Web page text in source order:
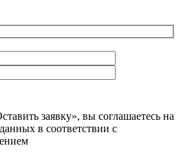
заявку», вы соглашаетесь на
в соответствии с